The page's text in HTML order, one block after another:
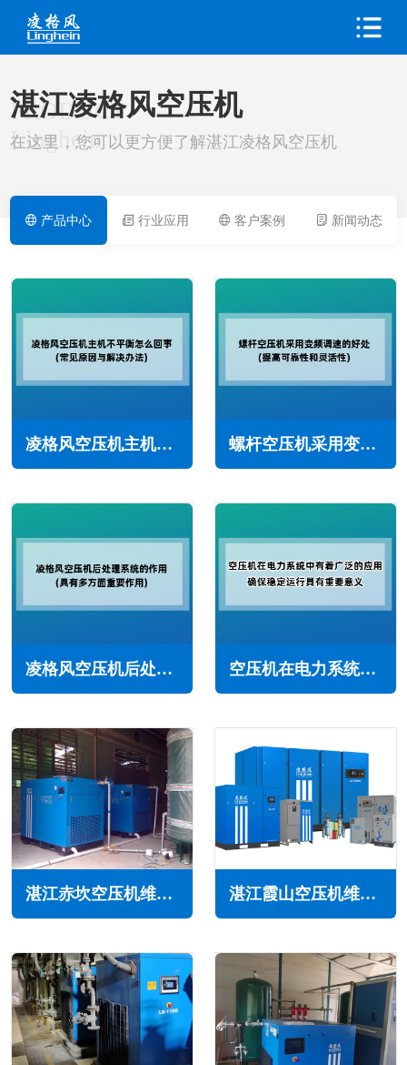
PRODUCT
Linghein
湛江凌格风空压机
在这里，您可以更方便了解湛江凌格风空压机
产品中心 行业应用 客户案例 新闻动态
凌格风空压机主机不平衡怎么回事(常见原因与解决办法) 螺杆空压机采用变频调速的好处(提高可靠性和灵活性)
凌格风空压机后处理系统的作用与重要性(具有多方面重要作用) 空压机在电力系统中有着广泛的应用，确保稳定运行具有重要意义
湛江赤坎空压机维修保养 湛江霞山空压机维修保养